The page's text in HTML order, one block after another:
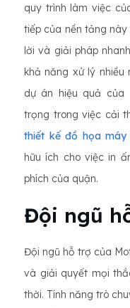
quy trình làm việc
tiếp của nền tảng
lời và giải pháp
khả năng xử lý
dự án hiệu quả của
trọng trong việc cải
thiết kế đồ họa máy
hữu ích cho việc in
phích của quận.
Đội ngũ
Đội ngũ hỗ trợ của
và giải quyết mọi
thời. Tính năng trò